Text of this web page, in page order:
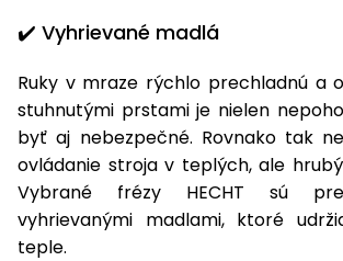
✔️ Vyhrievané madlá
Ruky v mraze rýchlo prechladnú a
stuhnutými prstami je nielen
byť aj nebezpečné. Rovnako tak
ovládanie stroja v teplých, ale
Vybrané frézy HECHT sú
vyhrievanými madlami, ktoré
teple.